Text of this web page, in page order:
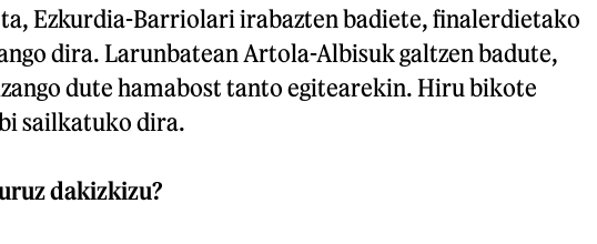
Ezkurdia-Barriolari irabazten badiete, finalerdietako
dira. Larunbatean Artola-Albisuk galtzen badute,
dute hamabost tanto egitearekin. Hiru bikote
sailkatuko dira.
dakizkizu?